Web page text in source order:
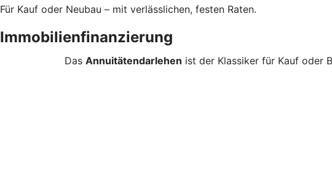
Für Kauf oder Neubau – mit verlässlichen, festen Raten.
Immobilienfinanzierung
Das Annuitätendarlehen ist der Klassiker für Kauf oder